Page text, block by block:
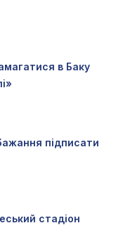
в Баку
підписати
стадіон